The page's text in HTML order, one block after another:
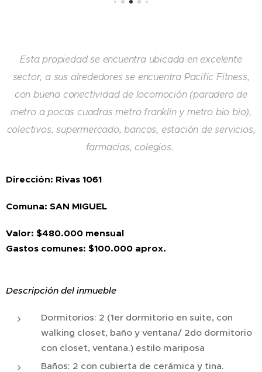
Esta propiedad se encuentra ubicada en excelente
sector, a sus alrededores se encuentra Pacific Fitness,
con buena conectividad de locomoción (paradero de
metro a pocas cuadras metro franklin y metro bio bio),
colectivos, supermercado, bancos, estación de servicios,
farmacias, colegios.
Dirección: Rivas 1061
Comuna: SAN MIGUEL
Valor: $480.000 mensual
Gastos comunes: $100.000 aprox.
Descripción del inmueble
Dormitorios: 2 (1er dormitorio en suite, con
walking closet, baño y ventana/ 2do dormitorio
con closet, ventana.) estilo mariposa
Baños: 2 con cubierta de cerámica y tina.